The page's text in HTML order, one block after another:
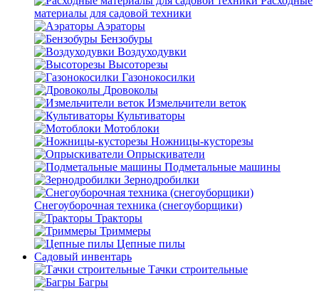
материалы для садовой техники
Аэраторы
Бензобуры
Воздуходувки
Высоторезы
Газонокосилки
Дровоколы
Измельчители веток
Культиваторы
Мотоблоки
Ножницы-кусторезы
Опрыскиватели
Подметальные машины
Зернодробилки
Снегоуборочная техника (снегоуборщики)
Тракторы
Триммеры
Цепные пилы
Садовый инвентарь
Тачки строительные
Багры